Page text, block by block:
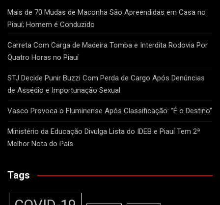
Mais de 70 Mudas de Maconha São Apreendidas em Casa no
Piauí; Homem é Conduzido
Carreta Com Carga de Madeira Tomba e Interdita Rodovia Por
Quatro Horas no Piauí
STJ Decide Punir Buzzi Com Perda de Cargo Após Denúncias
de Assédio e Importunação Sexual
Vasco Provoca o Fluminense Após Classificação: “É o Destino”
Ministério da Educação Divulga Lista do IDEB e Piauí Tem 2ª
Melhor Nota do País
Tags